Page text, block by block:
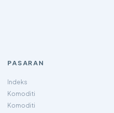
PASARAN
Indeks
Komoditi
Komoditi